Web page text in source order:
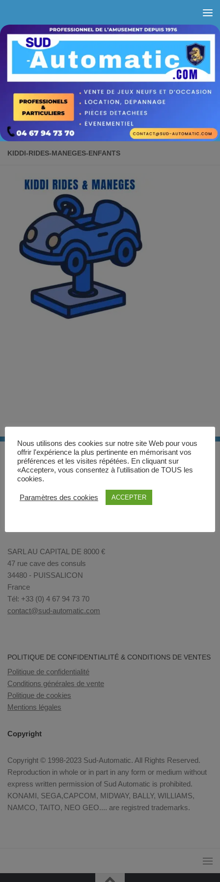
KIDDI-RIDES-MANEGES-ENFANTS
SARL AU CAPITAL DE 8000 €
47 rue cave des consuls
34480 - PUISSALICON
France
Tél: +33 (0) 4 67 94 73 70
contact@sud-automatic.com
POLITIQUE DE CONFIDENTIALITÉ & CONDITIONS DE VENTES
Politique de confidentialité
Conditions générales de vente
Politique de cookies
Mentions légales
Copyright
Copyright © 1998-2023 Sud-Automatic. All Rights Reserved.
Reproduction in whole or in part in any form or medium without
express written permission of Sud Automatic is prohibited.
KONAMI, SEGA,CAPCOM, MIDWAY, BALLY, WILLIAMS,
NAMCO, TAITO, NEO GEO.... are registred trademarks.
Nous utilisons des cookies sur notre site Web pour vous
offrir l'expérience la plus pertinente en mémorisant vos
préférences et les visites répétées. En cliquant sur
«Accepter», vous consentez à l'utilisation de TOUS les
cookies.
Paramètres des cookies ACCEPTER